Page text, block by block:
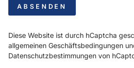
ABSENDEN
Diese Website ist durch hCaptcha
allgemeinen Geschäftsbedingungen
Datenschutzbestimmungen von